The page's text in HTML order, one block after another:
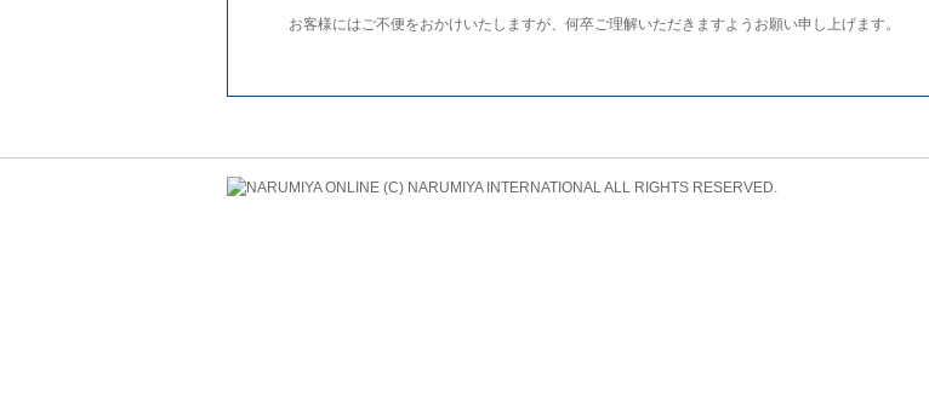
お客様にはご不便をおかけいたしますが、何卒ご理解いただきますようお願い申し上げます。